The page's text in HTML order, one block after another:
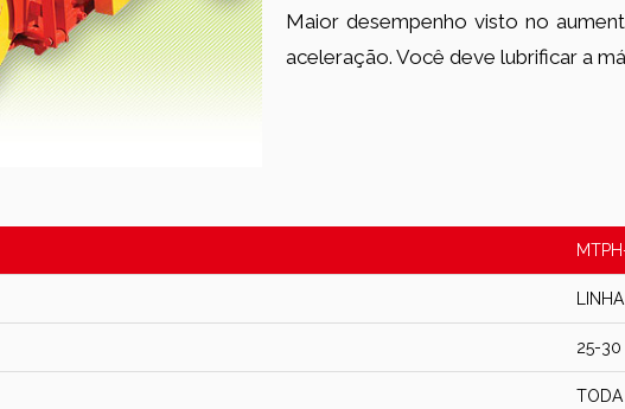
Maior desempenho visto no
aceleração. Você deve lubrificar a
25-30